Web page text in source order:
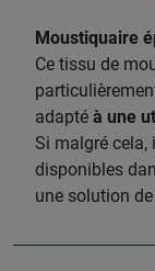
Moustiquaire
Ce tissu de
adapté à une
Si malgré cela,
disponibles
une solution